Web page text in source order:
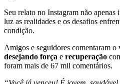
Seu relato no Instagram não
luz as realidades e os desafios
condição.
Amigos e seguidores comentaram
desejando força e recuperação
foram mais de 67 mil comentários.